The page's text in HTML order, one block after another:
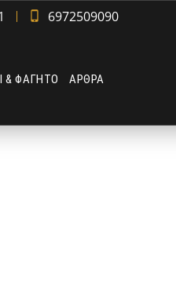
6972509090
& ΦΑΓΗΤΟ ΑΡΘΡΑ